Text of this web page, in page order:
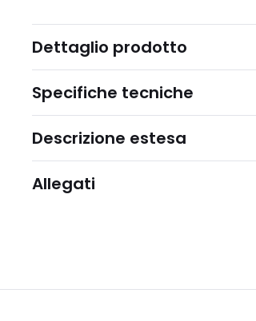
Dettaglio prodotto
Specifiche tecniche
Descrizione estesa
Allegati